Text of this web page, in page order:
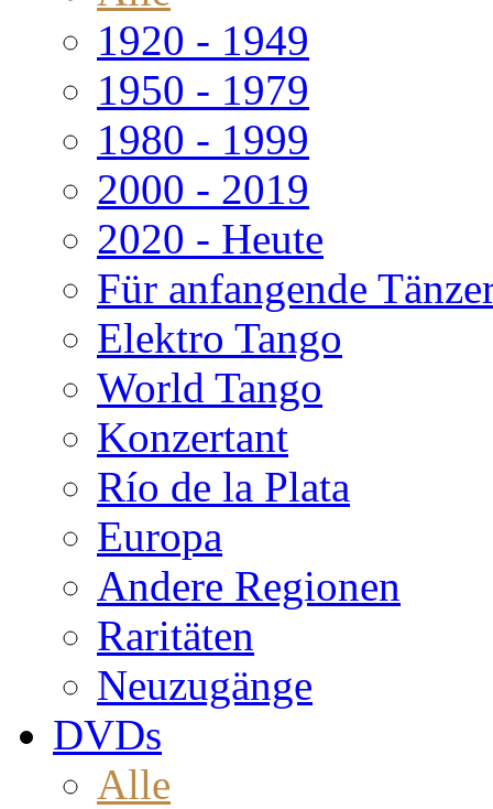
1920 - 1949
1950 - 1979
1980 - 1999
2000 - 2019
2020 - Heute
Für anfangende
Elektro Tango
World Tango
Konzertant
Río de la Plata
Europa
Andere Regionen
Raritäten
Neuzugänge
DVDs
Alle